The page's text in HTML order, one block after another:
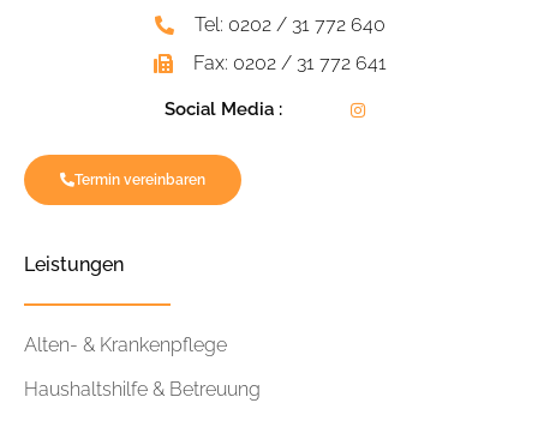
Tel: 0202 / 31 772 640
Fax: 0202 / 31 772 641
Social Media :
Termin vereinbaren
Leistungen
Alten- & Krankenpflege
Haushaltshilfe & Betreuung